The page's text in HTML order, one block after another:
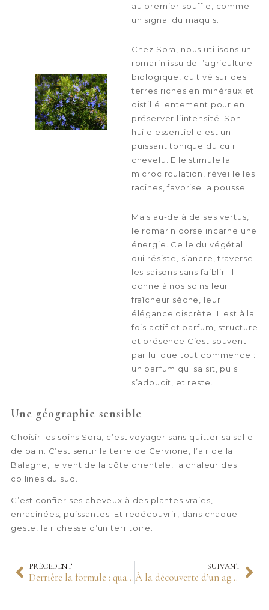
au premier souffle, comme
un signal du maquis.
Chez Sora, nous utilisons un
romarin issu de l’agriculture
biologique, cultivé sur des
terres riches en minéraux et
distillé lentement pour en
préserver l’intensité. Son
huile essentielle est un
puissant tonique du cuir
chevelu. Elle stimule la
microcirculation, réveille les
racines, favorise la pousse.
Mais au-delà de ses vertus,
le romarin corse incarne une
énergie. Celle du végétal
qui résiste, s’ancre, traverse
les saisons sans faiblir. Il
donne à nos soins leur
fraîcheur sèche, leur
élégance discrète. Il est à la
fois actif et parfum, structure
et présence.C’est souvent
par lui que tout commence :
un parfum qui saisit, puis
s’adoucit, et reste.
Une géographie sensible
Choisir les soins Sora, c’est voyager sans quitter sa salle
de bain. C’est sentir la terre de Cervione, l’air de la
Balagne, le vent de la côte orientale, la chaleur des
collines du sud.
C’est confier ses cheveux à des plantes vraies,
enracinées, puissantes. Et redécouvrir, dans chaque
geste, la richesse d’un territoire.
PRÉCÉDENT
Derrière la formule : quand la recherche devient expérience sensorielle
SUIVANT
À la découverte d’un agrume corse aux vertus insoupçonnées